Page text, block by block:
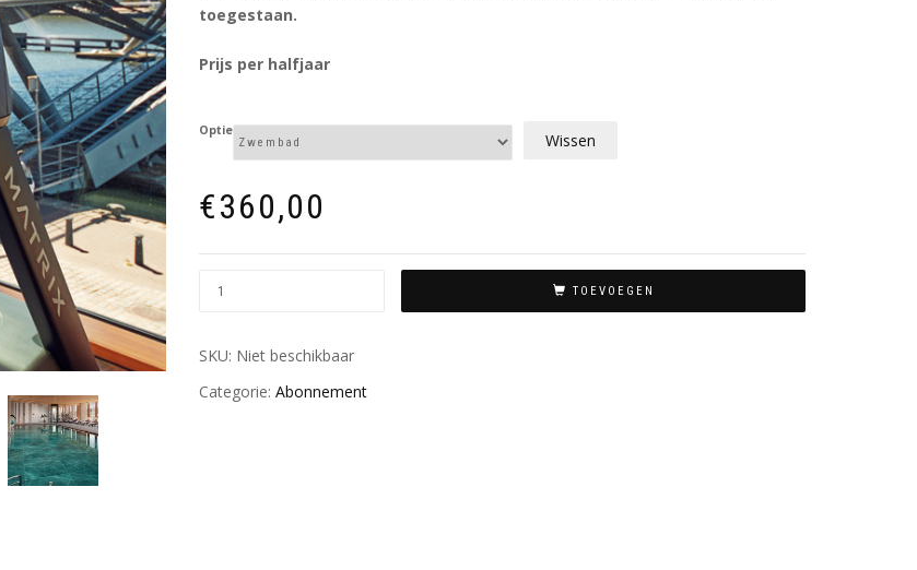
toegestaan.
Prijs per halfjaar
Optie Wissen
€360,00
TOEVOEGEN
SKU: Niet beschikbaar
Categorie: Abonnement